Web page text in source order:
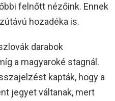
felnőtt nézőink. Ennek
hozadéka is.
darabok
a magyaroké stagnál.
kapták, hogy a
jegyet váltanak, mert